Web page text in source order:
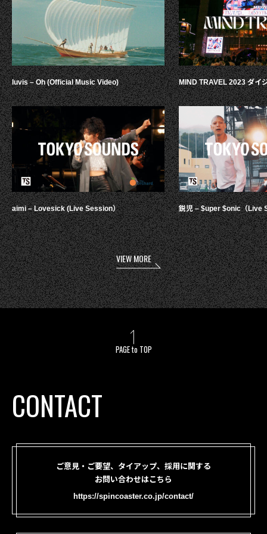
luvis – Oh (Official Music Video)
aimi – Lovesick (Live Session）
MIND TRAVEL 2023 ダイ
鋭児 – $uper $onic（Live
VIEW MORE
PAGE to TOP
CONTACT
ご意見・ご要望、タイアップ、採用に関する
お問い合わせはこちら
https://spincoaster.co.jp/contact/